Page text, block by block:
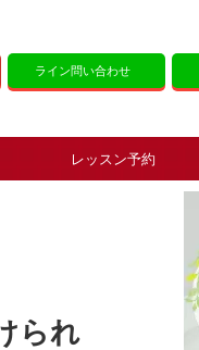
ライン問い合わせ
レッスン予約
られ